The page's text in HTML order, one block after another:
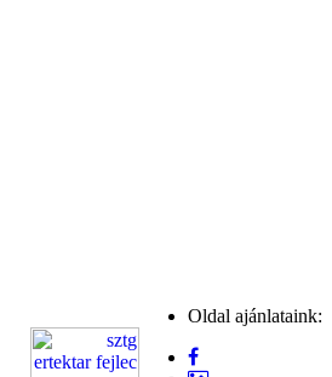
Oldal ajánlataink: